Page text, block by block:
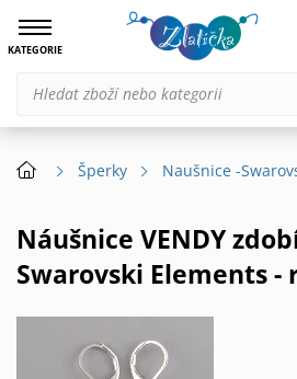
KATEGORIE
Šperky Naušnice -
Náušnice VENDY zdobí Slzičky
Swarovski Elements -